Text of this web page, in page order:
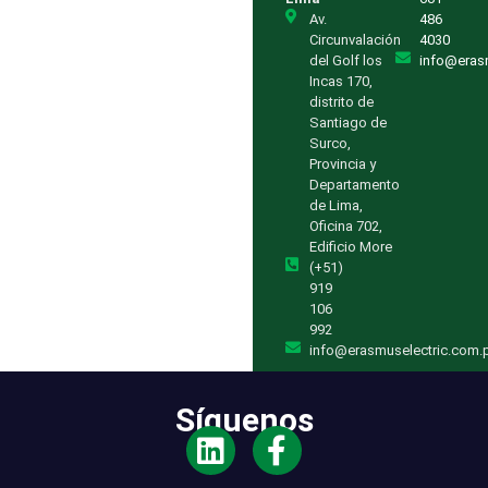
Av.
Circunvalación
del Golf los
Incas 170,
distrito de
Santiago de
Surco,
Provincia y
Departamento
de Lima,
Oficina 702,
Edificio More
(+51)
919
106
992
486
4030
Síguenos